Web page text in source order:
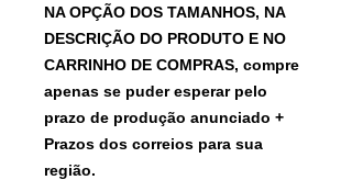
NA OPÇÃO DOS TAMANHOS, NA
DESCRIÇÃO DO PRODUTO E NO
CARRINHO DE COMPRAS, compre
apenas se puder esperar pelo
prazo de produção anunciado +
Prazos dos correios para sua
região.